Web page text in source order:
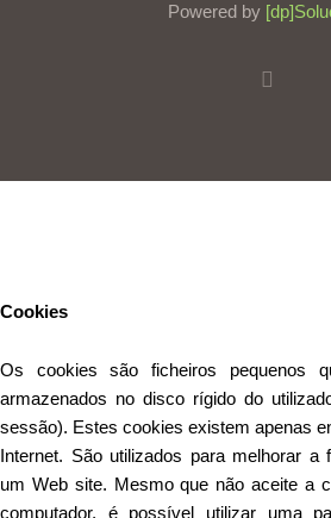
Powered by
Cookies
Os cookies são ficheiros pequenos
armazenados no disco rígido do
sessão). Estes cookies existem apenas
Internet. São utilizados para melhorar a
um Web site. Mesmo que não aceite a
computador, é possível utilizar uma